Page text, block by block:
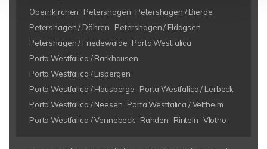
Obernkirchen
Petershagen Petershagen / Bierde
Petershagen / Döhren
Petershagen / Eldagsen
Petershagen / Friedewalde Porta Westfalica
Porta Westfalica / Barkhausen
Porta Westfalica / Eisbergen
Porta Westfalica / Hausberge
Porta Westfalica / Lerbeck
Porta Westfalica / Neesen Porta Westfalica / Veltheim
Porta Westfalica / Vennebeck
Rahden Rinteln Vlotho